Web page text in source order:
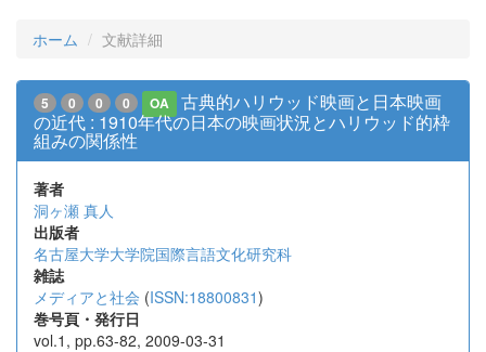
ホーム 文献詳細
5 0 0 0 OA
古典的ハリウッド映画と日本映画
の近代 : 1910年代の日本の映画状況とハリウッド的枠
組みの関係性
著者
洞ヶ瀬 真人
出版者
名古屋大学大学院国際言語文化研究科
雑誌
メディアと社会 (ISSN:18800831)
巻号頁・発行日
vol.1, pp.63-82, 2009-03-31